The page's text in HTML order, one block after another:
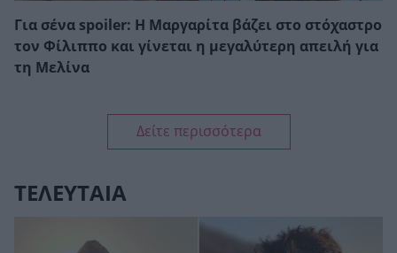
Για σένα spoiler: Η Μαργαρίτα βάζει στο στόχαστρο
τον Φίλιππο και γίνεται η μεγαλύτερη απειλή για
τη Μελίνα
Δείτε περισσότερα
ΤΕΛΕΥΤΑΙΑ